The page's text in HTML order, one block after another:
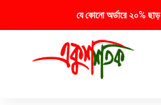
যে কোনো অর্ডারে ২০% ছাড়